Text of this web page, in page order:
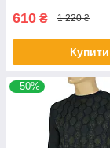
610 ₴ 1 220 ₴
Купити
–50%